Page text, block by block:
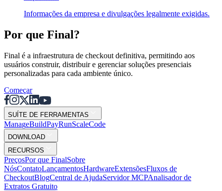
POS de BalcãoFront-of-house checkout
Quiosque de
anywhere on the floor
Resources
Sobre a FinalGet to know the team behind Final
lançamento
Servidor MCP
Informações da empresa e divulgações legalmente exigidas.
Por que Final?
Final é a infraestrutura de checkout definitiva, permitindo aos
usuários construir, distribuir e gerenciar soluções presenciais
personalizadas para cada ambiente único.
Começar
SUÍTE DE FERRAMENTAS
ManageBuildPayRunScaleCode
DOWNLOAD
RECURSOS
PreçosPor que FinalSobre
NósContatoLançamentosHardwareExtensõesFluxos de
CheckoutBlogCentral de AjudaServidor MCPAnalisador de
Extratos Gratuito